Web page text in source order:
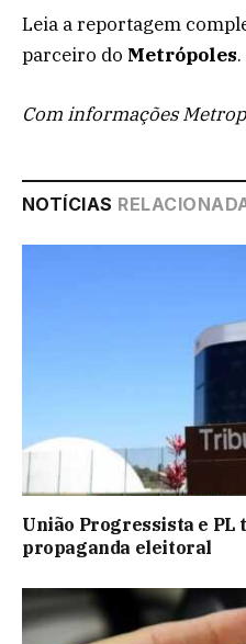
Leia a reportagem
parceiro do Metrópoles.
Com informações
NOTÍCIAS
União Progressista e PL
propaganda eleitoral